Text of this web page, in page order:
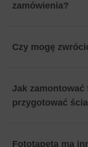
zamówienia?
Czy mogę
Jak
przygotować
Fototapeta ma